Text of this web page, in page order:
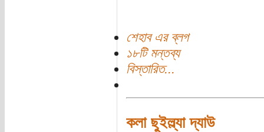
শেহাব এর ব্লগ
১৮টি মন্তব্য
বিস্তারিত...
কলা ছুইল্ল্যা দ্যাউ